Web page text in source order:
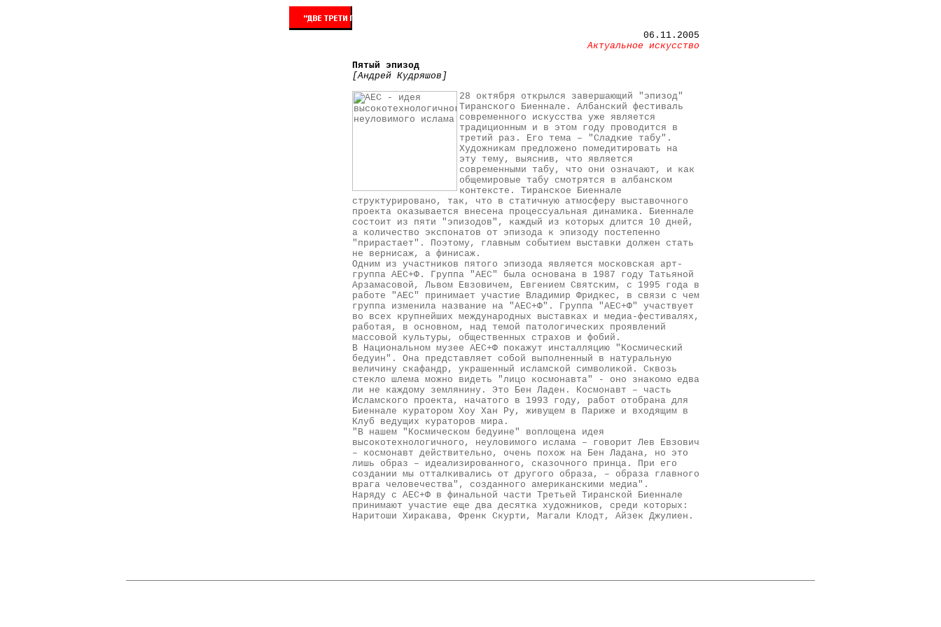
06.11.2005
Актуальное искусство
Пятый эпизод
[Андрей Кудряшов]
28 октября открылся завершающий "эпизод"
Тиранского Биеннале. Албанский фестиваль
современного искусства уже является
традиционным и в этом году проводится в
третий раз. Его тема – "Сладкие табу".
Художникам предложено помедитировать на
эту тему, выяснив, что является
современными табу, что они означают, и как
общемировые табу смотрятся в албанском
контексте. Тиранское Биеннале
структурировано, так, что в статичную атмосферу выставочного
проекта оказывается внесена процессуальная динамика. Биеннале
состоит из пяти "эпизодов", каждый из которых длится 10 дней,
а количество экспонатов от эпизода к эпизоду постепенно
"прирастает". Поэтому, главным событием выставки должен стать
не вернисаж, а финисаж.
Одним из участников пятого эпизода является московская арт-
группа АЕС+Ф. Группа "АЕС" была основана в 1987 году Татьяной
Арзамасовой, Львом Евзовичем, Евгением Святским, с 1995 года в
работе "АЕС" принимает участие Владимир Фридкес, в связи с чем
группа изменила название на "АЕС+Ф". Группа "АЕС+Ф" участвует
во всех крупнейших международных выставках и медиа-фестивалях,
работая, в основном, над темой патологических проявлений
массовой культуры, общественных страхов и фобий.
В Национальном музее АЕС+Ф покажут инсталляцию "Космический
бедуин". Она представляет собой выполненный в натуральную
величину скафандр, украшенный исламской символикой. Сквозь
стекло шлема можно видеть "лицо космонавта" - оно знакомо едва
ли не каждому землянину. Это Бен Ладен. Космонавт – часть
Исламского проекта, начатого в 1993 году, работ отобрана для
Биеннале куратором Хоу Хан Ру, живущем в Париже и входящим в
Клуб ведущих кураторов мира.
"В нашем "Космическом бедуине" воплощена идея
высокотехнологичного, неуловимого ислама – говорит Лев Евзович
– космонавт действительно, очень похож на Бен Ладана, но это
лишь образ – идеализированного, сказочного принца. При его
создании мы отталкивались от другого образа, – образа главного
врага человечества", созданного американскими медиа".
Наряду с АЕС+Ф в финальной части Третьей Тиранской Биеннале
принимают участие еще два десятка художников, среди которых:
Наритоши Хиракава, Френк Скурти, Магали Клодт, Айзек Джулиен.